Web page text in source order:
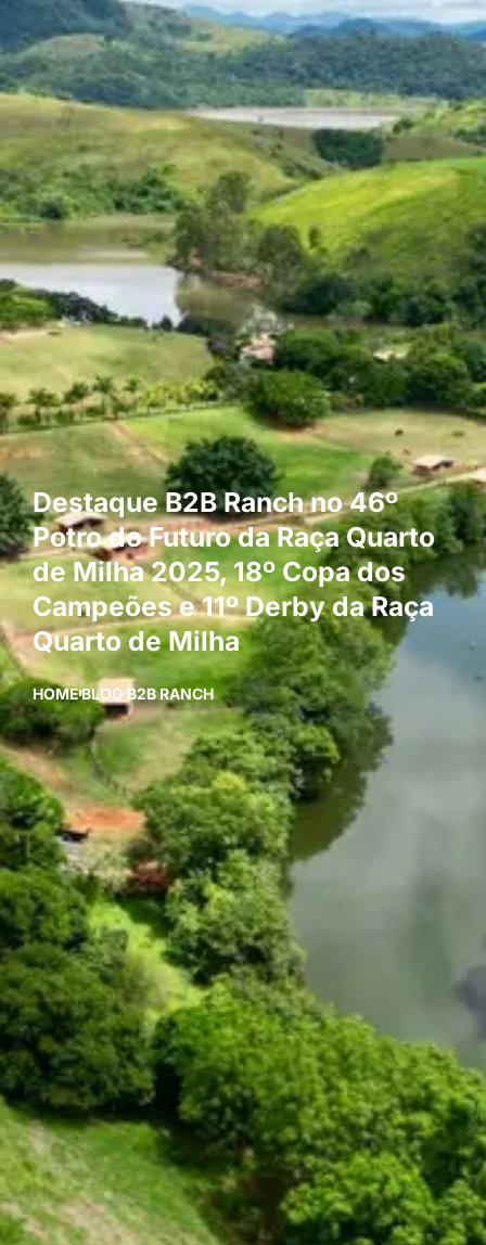
Destaque B2B Ranch no 46º
Potro do Futuro da Raça Quarto
de Milha 2025, 18º Copa dos
Campeões e 11º Derby da Raça
Quarto de Milha
HOMEBLOG B2B RANCH